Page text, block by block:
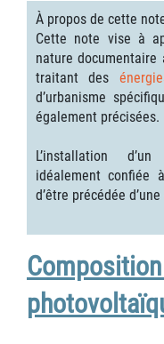
À propos de cette
Cette note vise à
nature
traitant des
d’urbanisme
également précisées.
L’installation
idéalement confiée
d’être précédée